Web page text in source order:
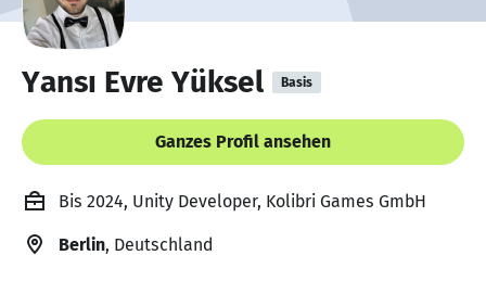
Yansı Evre Yüksel Basis
Ganzes Profil ansehen
Bis 2024, Unity Developer, Kolibri Games GmbH
Berlin, Deutschland